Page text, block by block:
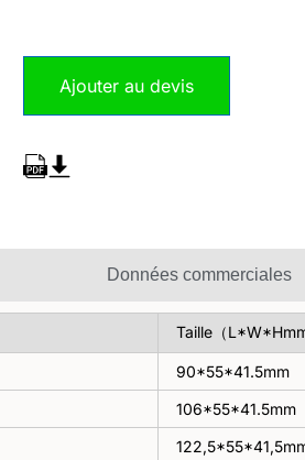
Ajouter au devis
Données commerciales
Taille（L*W*Hmm
90*55*41.5mm
106*55*41.5mm